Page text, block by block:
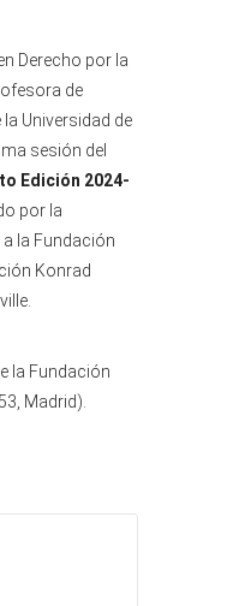
Derecho por la
de
Universidad de
sesión del
Edición 2024-
por la
a la Fundación
Konrad
la Fundación
Madrid).